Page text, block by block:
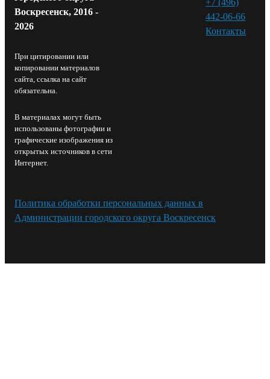
Воскресенск, 2016 -
2026
При цитировании или
копировании материалов
сайта, ссылка на сайт
обязательна.
В материалах могут быть
использованы фотографии и
графические изображения из
открытых источников в сети
Интернет.
442-06-66
Контакты⁠
Политика обработки персональных данных в
Администрации городского округа Воскресенск